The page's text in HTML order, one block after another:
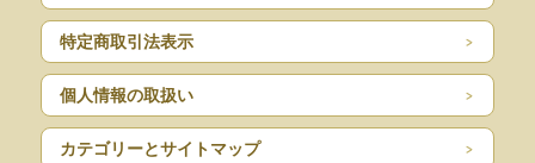
特定商取引法表示
個人情報の取扱い
カテゴリーとサイトマップ